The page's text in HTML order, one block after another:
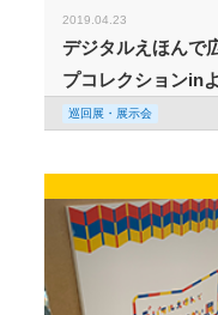
2019.04.23
デジタルえほんで
プコレクションin
巡回展・展示会